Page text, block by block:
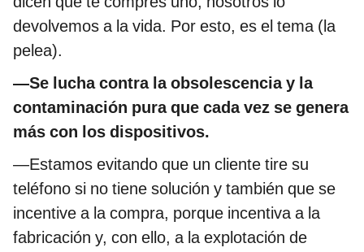
devolvemos a la vida. Por esto, es el tema (la
pelea).
—Se lucha contra la obsolescencia y la
contaminación pura que cada vez se genera
más con los dispositivos.
—Estamos evitando que un cliente tire su
teléfono si no tiene solución y también que se
incentive a la compra, porque incentiva a la
fabricación y, con ello, a la explotación de